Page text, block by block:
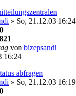
» So, 21.12.03 16:24
0
von bizepsandi
16:24
abfragen
» So, 21.12.03 16:19
0